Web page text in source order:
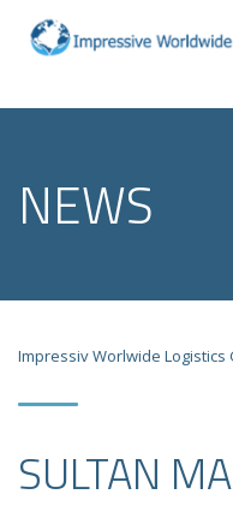
NEWS
Impressiv Worlwide Logistics
SULTAN